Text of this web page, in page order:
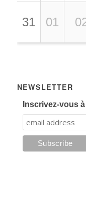
31 01
NEWSLETTER
Inscrivez-vous